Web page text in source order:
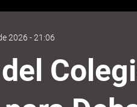
2026 - 21:06